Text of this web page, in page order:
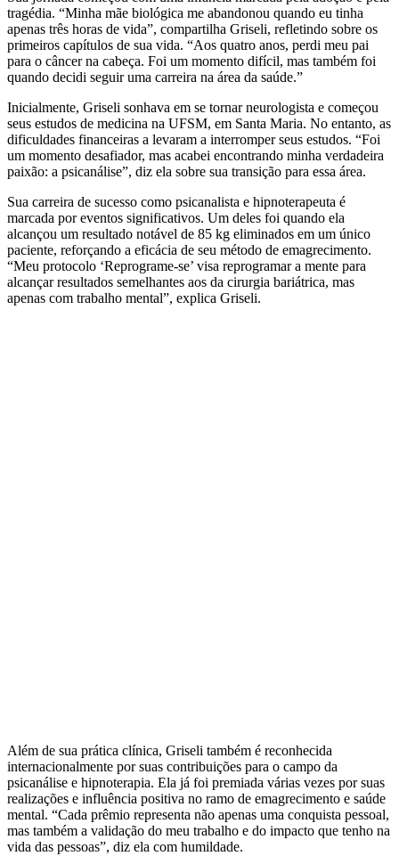
tragédia. “Minha mãe biológica me abandonou quando eu tinha
apenas três horas de vida”, compartilha Griseli, refletindo sobre os
primeiros capítulos de sua vida. “Aos quatro anos, perdi meu pai
para o câncer na cabeça. Foi um momento difícil, mas também foi
quando decidi seguir uma carreira na área da saúde.”
Inicialmente, Griseli sonhava em se tornar neurologista e começou
seus estudos de medicina na UFSM, em Santa Maria. No entanto, as
dificuldades financeiras a levaram a interromper seus estudos. “Foi
um momento desafiador, mas acabei encontrando minha verdadeira
paixão: a psicanálise”, diz ela sobre sua transição para essa área.
Sua carreira de sucesso como psicanalista e hipnoterapeuta é
marcada por eventos significativos. Um deles foi quando ela
alcançou um resultado notável de 85 kg eliminados em um único
paciente, reforçando a eficácia de seu método de emagrecimento.
“Meu protocolo ‘Reprograme-se’ visa reprogramar a mente para
alcançar resultados semelhantes aos da cirurgia bariátrica, mas
apenas com trabalho mental”, explica Griseli.
Além de sua prática clínica, Griseli também é reconhecida
internacionalmente por suas contribuições para o campo da
psicanálise e hipnoterapia. Ela já foi premiada várias vezes por suas
realizações e influência positiva no ramo de emagrecimento e saúde
mental. “Cada prêmio representa não apenas uma conquista pessoal,
mas também a validação do meu trabalho e do impacto que tenho na
vida das pessoas”, diz ela com humildade.